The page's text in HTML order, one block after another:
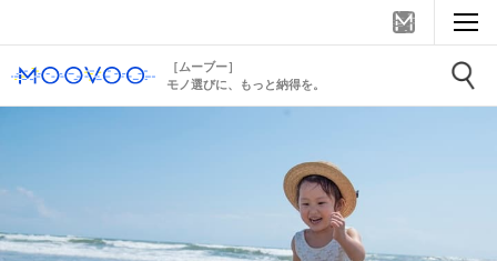
［ムーブー］
モノ選びに、もっと納得を。